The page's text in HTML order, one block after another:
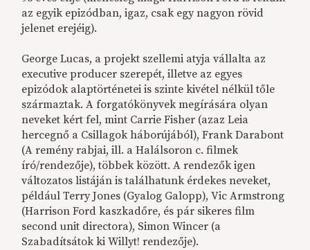
az egyik epizódban, igaz, csak egy nagyon rövid
jelenet erejéig).
George Lucas, a projekt szellemi atyja vállalta az
executive producer szerepét, illetve az egyes
epizódok alaptörténetei is szinte kivétel nélkül tőle
származtak. A forgatókönyvek megírására olyan
neveket kért fel, mint Carrie Fisher (azaz Leia
hercegnő a Csillagok háborújából), Frank Darabont
(A remény rabjai, ill. a Halálsoron c. filmek
író/rendezője), többek között. A rendezők igen
változatos listáján is találhatunk érdekes neveket,
például Terry Jones (Gyalog Galopp), Vic Armstrong
(Harrison Ford kaszkadőre, és pár sikeres film
second unit directora), Simon Wincer (a
Szabadítsátok ki Willyt! rendezője).